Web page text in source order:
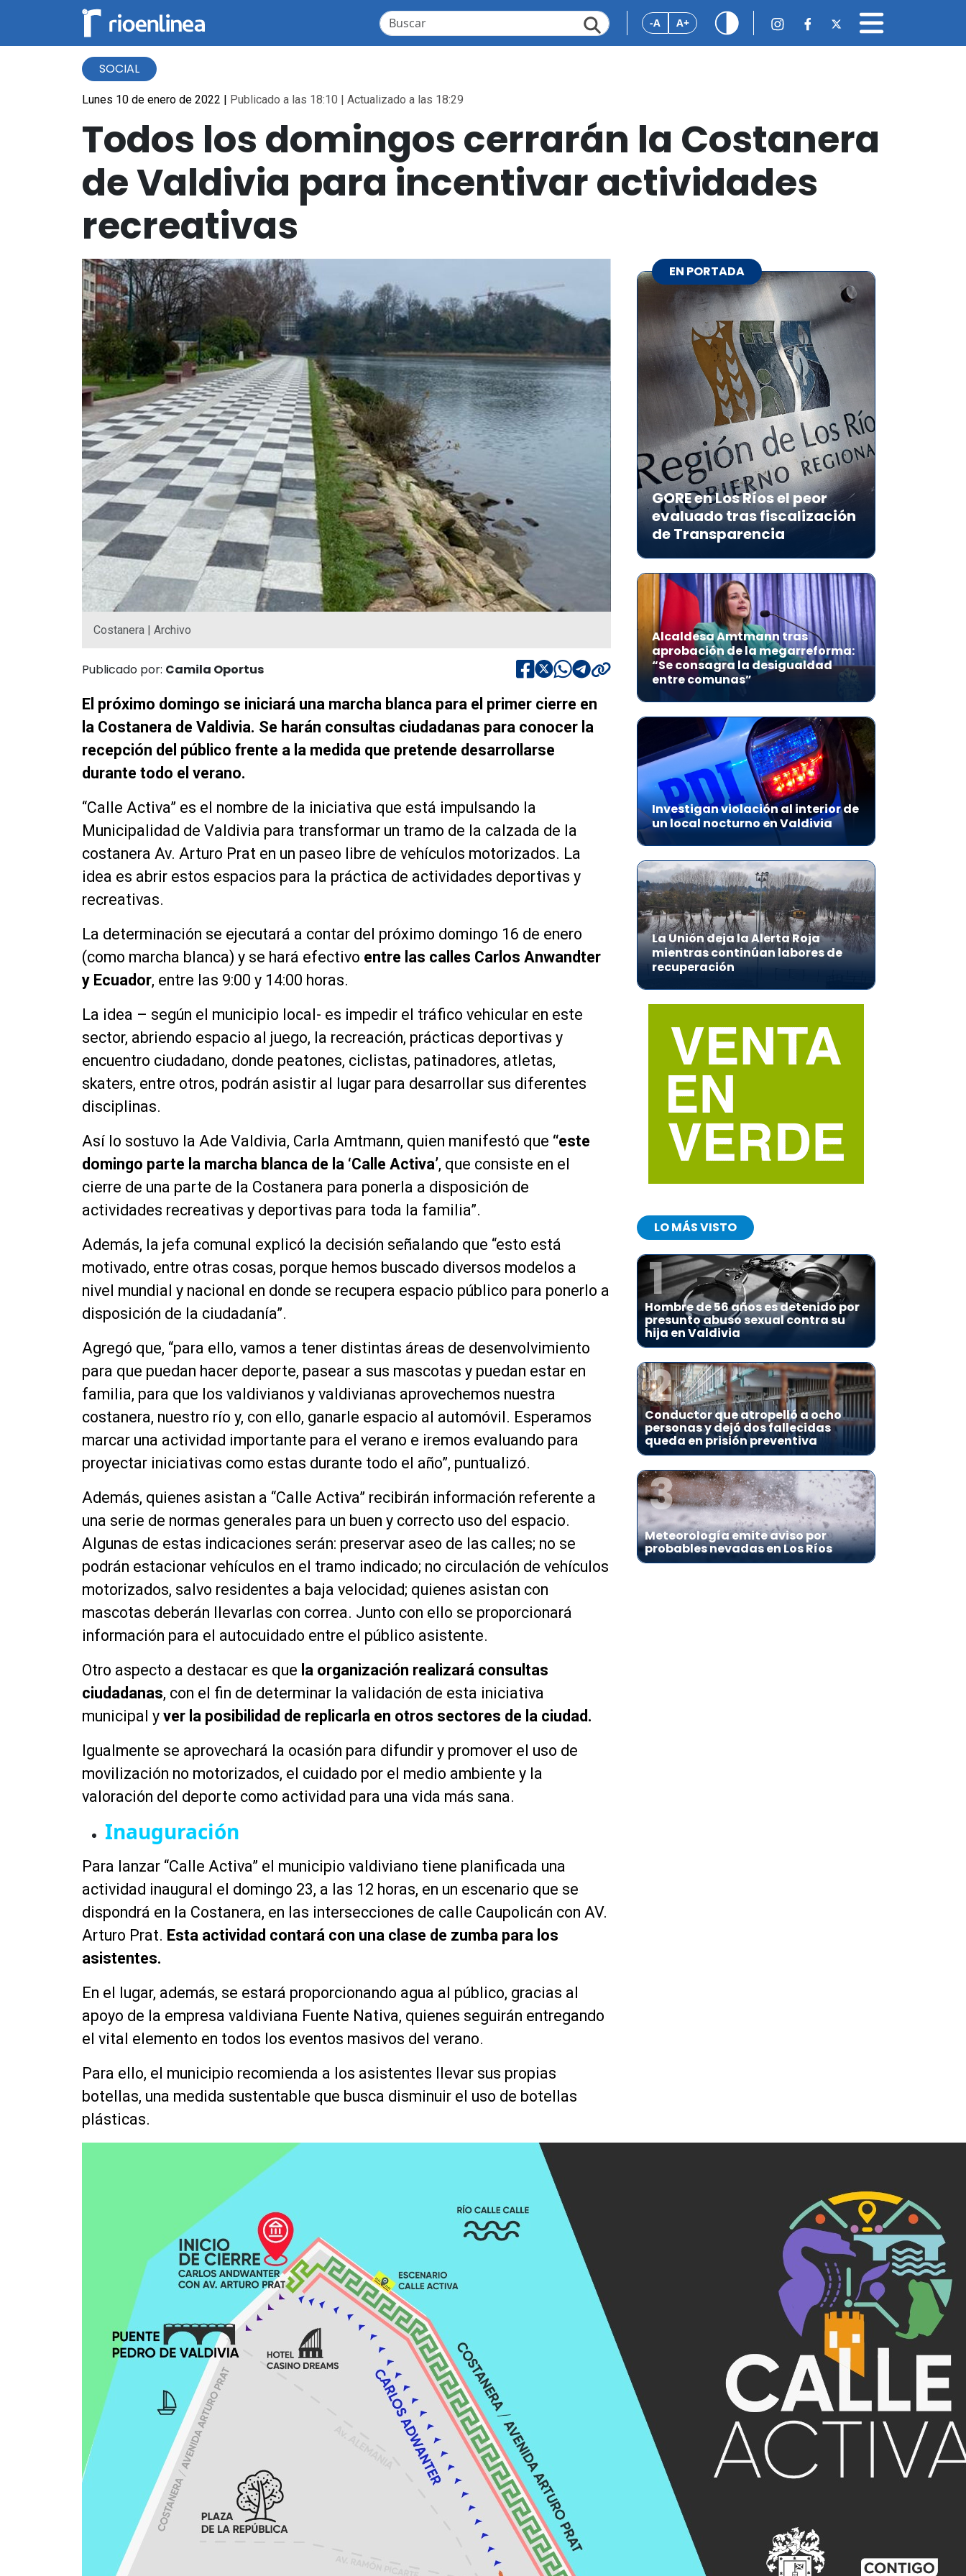
-A A+
SOCIAL
Lunes 10 de enero de 2022 | Publicado a las 18:10 | Actualizado a las 18:29
Todos los domingos cerrarán la Costanera
de Valdivia para incentivar actividades
recreativas
Costanera | Archivo
Publicado por: Camila Oportus
El próximo domingo se iniciará una marcha blanca para el primer cierre en
la Costanera de Valdivia. Se harán consultas ciudadanas para conocer la
recepción del público frente a la medida que pretende desarrollarse
durante todo el verano.
“Calle Activa” es el nombre de la iniciativa que está impulsando la
Municipalidad de Valdivia para transformar un tramo de la calzada de la
costanera Av. Arturo Prat en un paseo libre de vehículos motorizados. La
idea es abrir estos espacios para la práctica de actividades deportivas y
recreativas.
La determinación se ejecutará a contar del próximo domingo 16 de enero
(como marcha blanca) y se hará efectivo entre las calles Carlos Anwandter
y Ecuador, entre las 9:00 y 14:00 horas.
La idea – según el municipio local- es impedir el tráfico vehicular en este
sector, abriendo espacio al juego, la recreación, prácticas deportivas y
encuentro ciudadano, donde peatones, ciclistas, patinadores, atletas,
skaters, entre otros, podrán asistir al lugar para desarrollar sus diferentes
disciplinas.
Así lo sostuvo la Ade Valdivia, Carla Amtmann, quien manifestó que “este
domingo parte la marcha blanca de la ‘Calle Activa’, que consiste en el
cierre de una parte de la Costanera para ponerla a disposición de
actividades recreativas y deportivas para toda la familia”.
Además, la jefa comunal explicó la decisión señalando que “esto está
motivado, entre otras cosas, porque hemos buscado diversos modelos a
nivel mundial y nacional en donde se recupera espacio público para ponerlo a
disposición de la ciudadanía”.
Agregó que, “para ello, vamos a tener distintas áreas de desenvolvimiento
para que puedan hacer deporte, pasear a sus mascotas y puedan estar en
familia, para que los valdivianos y valdivianas aprovechemos nuestra
costanera, nuestro río y, con ello, ganarle espacio al automóvil. Esperamos
marcar una actividad importante para el verano e iremos evaluando para
proyectar iniciativas como estas durante todo el año”, puntualizó.
Además, quienes asistan a “Calle Activa” recibirán información referente a
una serie de normas generales para un buen y correcto uso del espacio.
Algunas de estas indicaciones serán: preservar aseo de las calles; no se
podrán estacionar vehículos en el tramo indicado; no circulación de vehículos
motorizados, salvo residentes a baja velocidad; quienes asistan con
mascotas deberán llevarlas con correa. Junto con ello se proporcionará
información para el autocuidado entre el público asistente.
Otro aspecto a destacar es que la organización realizará consultas
ciudadanas, con el fin de determinar la validación de esta iniciativa
municipal y ver la posibilidad de replicarla en otros sectores de la ciudad.
Igualmente se aprovechará la ocasión para difundir y promover el uso de
movilización no motorizados, el cuidado por el medio ambiente y la
valoración del deporte como actividad para una vida más sana.
Inauguración
Para lanzar “Calle Activa” el municipio valdiviano tiene planificada una
actividad inaugural el domingo 23, a las 12 horas, en un escenario que se
dispondrá en la Costanera, en las intersecciones de calle Caupolicán con AV.
Arturo Prat. Esta actividad contará con una clase de zumba para los
asistentes.
En el lugar, además, se estará proporcionando agua al público, gracias al
apoyo de la empresa valdiviana Fuente Nativa, quienes seguirán entregando
el vital elemento en todos los eventos masivos del verano.
Para ello, el municipio recomienda a los asistentes llevar sus propias
botellas, una medida sustentable que busca disminuir el uso de botellas
plásticas.
EN PORTADA
GORE en Los Ríos el peor
evaluado tras fiscalización
de Transparencia
Alcaldesa Amtmann tras
aprobación de la megarreforma:
“Se consagra la desigualdad
entre comunas”
Investigan violación al interior de
un local nocturno en Valdivia
La Unión deja la Alerta Roja
mientras continúan labores de
recuperación
LO MÁS VISTO
1
Hombre de 56 años es detenido por
presunto abuso sexual contra su
hija en Valdivia
2
Conductor que atropelló a ocho
personas y dejó dos fallecidas
queda en prisión preventiva
3
Meteorología emite aviso por
probables nevadas en Los Ríos